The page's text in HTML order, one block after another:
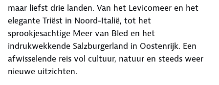
maar liefst drie landen. Van het Levicomeer en het
elegante Triëst in Noord-Italië, tot het
sprookjesachtige Meer van Bled en het
indrukwekkende Salzburgerland in Oostenrijk. Een
afwisselende reis vol cultuur, natuur en steeds weer
nieuwe uitzichten.